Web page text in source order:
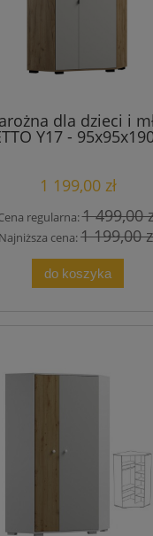
dla dzieci i
Y17 -
1 199,00 zł
regularna:1 499,00
Najniższa cena:1 199,00
do koszyka